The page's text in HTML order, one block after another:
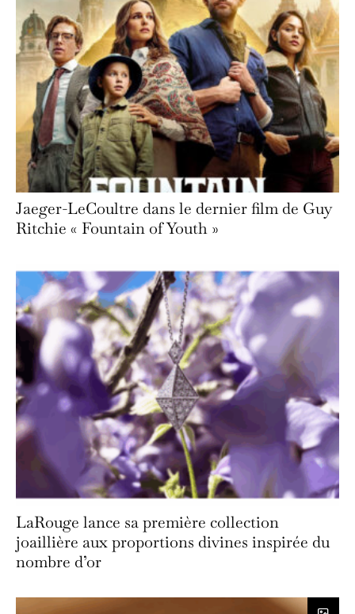
Jaeger-LeCoultre dans le dernier film de Guy
Ritchie « Fountain of Youth »
LaRouge lance sa première collection
joaillière aux proportions divines inspirée du
nombre d’or